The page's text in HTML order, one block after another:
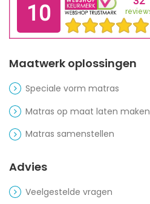
Maatwerk oplossingen
Speciale vorm matras
Matras op maat laten maken
Matras samenstellen
Advies
Veelgestelde vragen